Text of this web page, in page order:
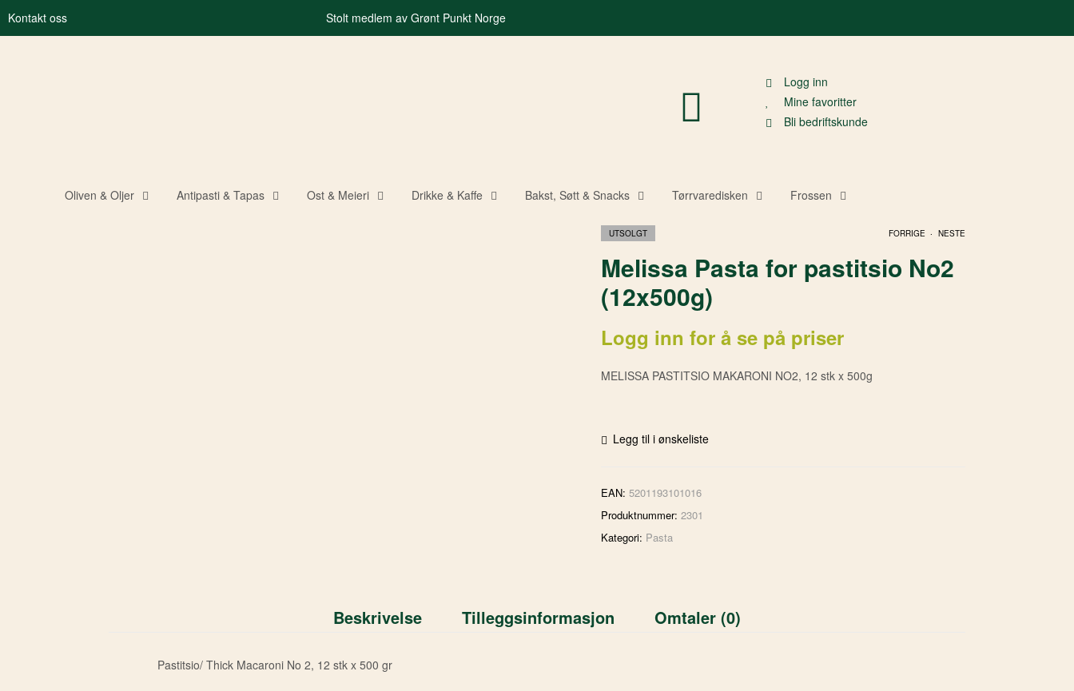
Kontakt oss Stolt medlem av Grønt Punkt Norge
Logg inn
Mine favoritter
Bli bedriftskunde
Oliven & Oljer Antipasti & Tapas Ost & Meieri Drikke & Kaffe Bakst, Søtt & Snacks Tørrvaredisken Frossen
FORRIGE NESTE
UTSOLGT
Melissa Pasta for pastitsio No2
(12x500g)
Logg inn for å se på priser
MELISSA PASTITSIO MAKARONI NO2, 12 stk x 500g
Legg til i ønskeliste
EAN: 5201193101016
Produktnummer: 2301
Kategori: Pasta
Beskrivelse Tilleggsinformasjon Omtaler (0)
Pastitsio/ Thick Macaroni No 2, 12 stk x 500 gr